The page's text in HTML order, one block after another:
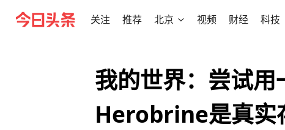
关注 推荐 北京 视频 财经 科技
我的世界：尝试用
Herobrine是真实